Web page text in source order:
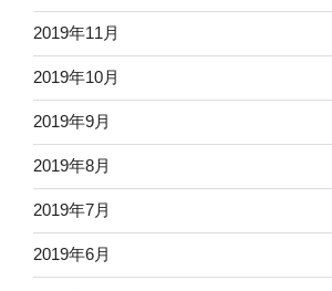
2019年11月
2019年10月
2019年9月
2019年8月
2019年7月
2019年6月